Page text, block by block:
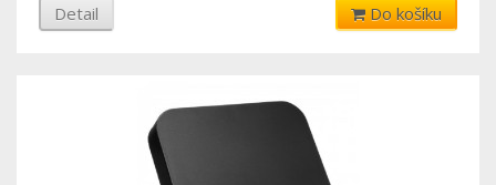
Detail Do košíku